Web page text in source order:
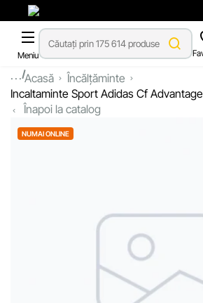
Meniu
...Acasă
Încălțăminte
Incaltaminte Sport Adidas Cf
Înapoi la catalog
NUMAI ONLINE